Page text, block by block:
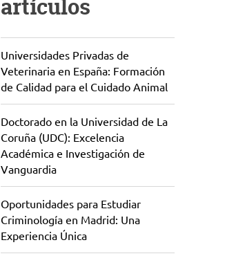
artículos
Universidades Privadas de
Veterinaria en España: Formación
de Calidad para el Cuidado Animal
Doctorado en la Universidad de La
Coruña (UDC): Excelencia
Académica e Investigación de
Vanguardia
Oportunidades para Estudiar
Criminología en Madrid: Una
Experiencia Única